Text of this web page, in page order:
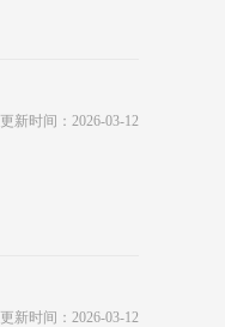
更新时间：2026-03-12
更新时间：2026-03-12